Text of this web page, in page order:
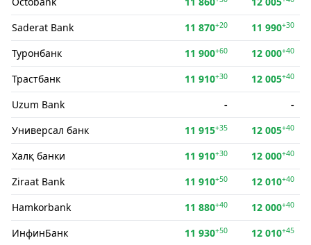
Saderat Bank 11 870+20 11 990+30
Туронбанк 11 900+60 12 000+40
Трастбанк 11 910+30 12 005+40
Uzum Bank -
-
Универсал банк
11 915+35 12 005+40
Халқ банки 11 910+30 12 000+40
Ziraat Bank 11 910+50 12 010+40
Hamkorbank 11 880+40 12 000+40
ИнфинБанк 11 930+50 12 010+45